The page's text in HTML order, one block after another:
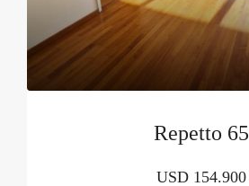
Repetto 65
USD 154.900